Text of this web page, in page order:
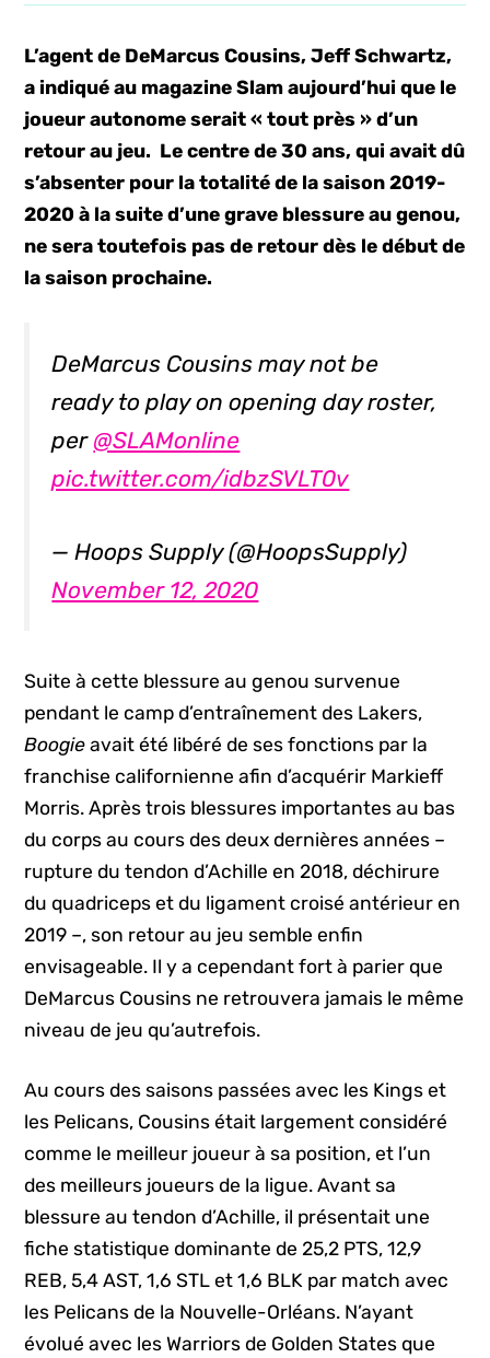
L’agent de DeMarcus Cousins, Jeff Schwartz,
a indiqué au magazine Slam aujourd’hui que le
joueur autonome serait « tout près » d’un
retour au jeu. Le centre de 30 ans, qui avait dû
s’absenter pour la totalité de la saison 2019-
2020 à la suite d’une grave blessure au genou,
ne sera toutefois pas de retour dès le début de
la saison prochaine.
DeMarcus Cousins may not be
ready to play on opening day roster,
per @SLAMonline
pic.twitter.com/idbzSVLT0v
— Hoops Supply (@HoopsSupply)
November 12, 2020
Suite à cette blessure au genou survenue
pendant le camp d’entraînement des Lakers,
Boogie avait été libéré de ses fonctions par la
franchise californienne afin d’acquérir Markieff
Morris. Après trois blessures importantes au bas
du corps au cours des deux dernières années –
rupture du tendon d’Achille en 2018, déchirure
du quadriceps et du ligament croisé antérieur en
2019 –, son retour au jeu semble enfin
envisageable. Il y a cependant fort à parier que
DeMarcus Cousins ne retrouvera jamais le même
niveau de jeu qu’autrefois.
Au cours des saisons passées avec les Kings et
les Pelicans, Cousins était largement considéré
comme le meilleur joueur à sa position, et l’un
des meilleurs joueurs de la ligue. Avant sa
blessure au tendon d’Achille, il présentait une
fiche statistique dominante de 25,2 PTS, 12,9
REB, 5,4 AST, 1,6 STL et 1,6 BLK par match avec
les Pelicans de la Nouvelle-Orléans. N’ayant
évolué avec les Warriors de Golden States que